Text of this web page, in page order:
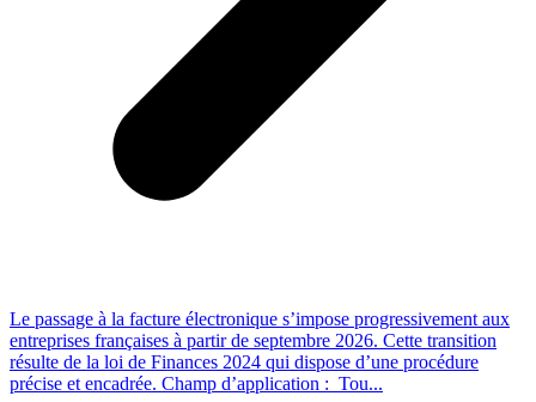
Le passage à la facture électronique s’impose progressivement aux
entreprises françaises à partir de septembre 2026. Cette transition
résulte de la loi de Finances 2024 qui dispose d’une procédure
précise et encadrée. Champ d’application : Tou...